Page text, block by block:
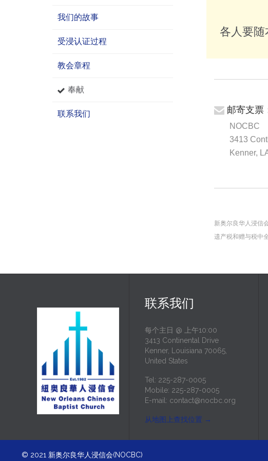
我们的故事
受浸认证过程
教会章程
奉献
联系我们
各人要
 邮寄支票
NOCBC
3413
Kenner,
新奥尔良华人浸信
遗产税和赠与税中
联系我们
每个主日 @ 上午10:00
3413 Continental Drive
Kenner, Louisiana 70065,
United States
Tel: 225-287-0005
Mobile: 225-287-0005
E-mail: contact@nocbc.org
从地图上查找位置 →
© 2021 新奥尔良华人浸信会(NOCBC)